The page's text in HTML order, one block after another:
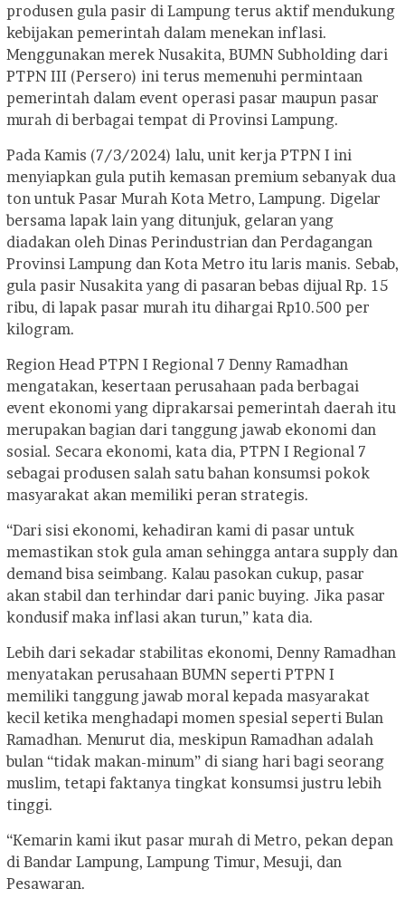
produsen gula pasir di Lampung terus aktif mendukung
kebijakan pemerintah dalam menekan inflasi.
Menggunakan merek Nusakita, BUMN Subholding dari
PTPN III (Persero) ini terus memenuhi permintaan
pemerintah dalam event operasi pasar maupun pasar
murah di berbagai tempat di Provinsi Lampung.
Pada Kamis (7/3/2024) lalu, unit kerja PTPN I ini
menyiapkan gula putih kemasan premium sebanyak dua
ton untuk Pasar Murah Kota Metro, Lampung. Digelar
bersama lapak lain yang ditunjuk, gelaran yang
diadakan oleh Dinas Perindustrian dan Perdagangan
Provinsi Lampung dan Kota Metro itu laris manis. Sebab,
gula pasir Nusakita yang di pasaran bebas dijual Rp. 15
ribu, di lapak pasar murah itu dihargai Rp10.500 per
kilogram.
Region Head PTPN I Regional 7 Denny Ramadhan
mengatakan, kesertaan perusahaan pada berbagai
event ekonomi yang diprakarsai pemerintah daerah itu
merupakan bagian dari tanggung jawab ekonomi dan
sosial. Secara ekonomi, kata dia, PTPN I Regional 7
sebagai produsen salah satu bahan konsumsi pokok
masyarakat akan memiliki peran strategis.
“Dari sisi ekonomi, kehadiran kami di pasar untuk
memastikan stok gula aman sehingga antara supply dan
demand bisa seimbang. Kalau pasokan cukup, pasar
akan stabil dan terhindar dari panic buying. Jika pasar
kondusif maka inflasi akan turun,” kata dia.
Lebih dari sekadar stabilitas ekonomi, Denny Ramadhan
menyatakan perusahaan BUMN seperti PTPN I
memiliki tanggung jawab moral kepada masyarakat
kecil ketika menghadapi momen spesial seperti Bulan
Ramadhan. Menurut dia, meskipun Ramadhan adalah
bulan “tidak makan-minum” di siang hari bagi seorang
muslim, tetapi faktanya tingkat konsumsi justru lebih
tinggi.
“Kemarin kami ikut pasar murah di Metro, pekan depan
di Bandar Lampung, Lampung Timur, Mesuji, dan
Pesawaran.